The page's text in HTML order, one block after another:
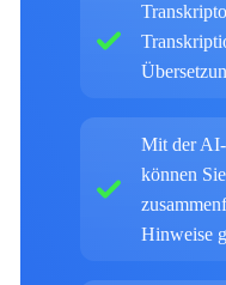
Mit der
können
Hinweise